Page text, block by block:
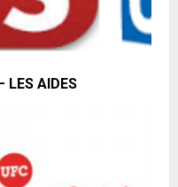
LES AIDES